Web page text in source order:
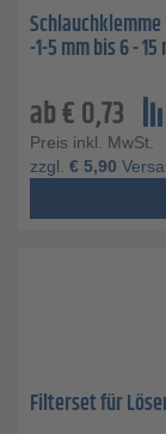
-1-5 mm bis 6 - 15
ab€0,73
Preis inkl. MwSt.
zzgl. € 5,90
Filterset für